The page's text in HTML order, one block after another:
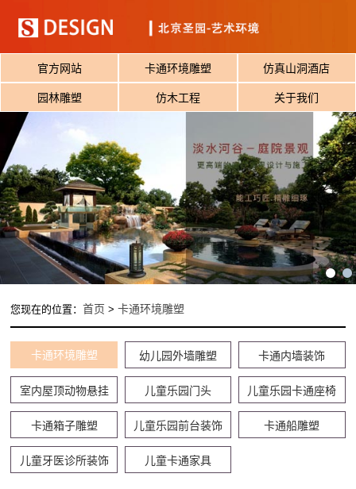
官方网站 卡通环境雕塑 仿真山洞酒店
园林雕塑 仿木工程 关于我们
您现在的位置：首页 >卡通环境雕塑
卡通环境雕塑 幼儿园外墙雕塑 卡通内墙装饰
室内屋顶动物悬挂 儿童乐园门头 儿童乐园卡通座椅
卡通箱子雕塑 儿童乐园前台装饰 卡通船雕塑
儿童牙医诊所装饰 儿童卡通家具